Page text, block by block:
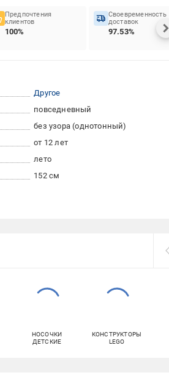
Предпочтения
клиентов
100%
Своевременность
доставок
97.53%
Другое
повседневный
без узора (однотонный)
от 12 лет
лето
152 см
НОСОЧКИ
ДЕТСКИЕ
КОНСТРУКТОРЫ
LEGO